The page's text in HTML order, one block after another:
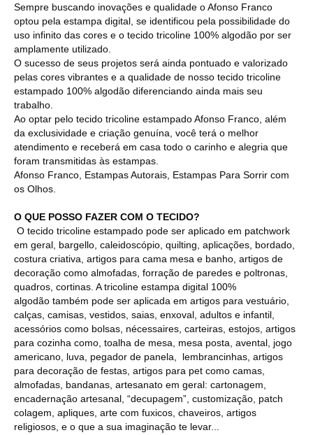
Sempre buscando inovações e qualidade o Afonso Franco
optou pela estampa digital, se identificou pela possibilidade do
uso infinito das cores e o tecido tricoline 100% algodão por ser
amplamente utilizado.
O sucesso de seus projetos será ainda pontuado e valorizado
pelas cores vibrantes e a qualidade de nosso tecido tricoline
estampado 100% algodão diferenciando ainda mais seu
trabalho.
Ao optar pelo tecido tricoline estampado Afonso Franco, além
da exclusividade e criação genuína, você terá o melhor
atendimento e receberá em casa todo o carinho e alegria que
foram transmitidas às estampas.
Afonso Franco, Estampas Autorais, Estampas Para Sorrir com
os Olhos.
O QUE POSSO FAZER COM O TECIDO?
O tecido tricoline estampado pode ser aplicado em patchwork
em geral, bargello, caleidoscópio, quilting, aplicações, bordado,
costura criativa, artigos para cama mesa e banho, artigos de
decoração como almofadas, forração de paredes e poltronas,
quadros, cortinas. A tricoline estampa digital 100%
algodão também pode ser aplicada em artigos para vestuário,
calças, camisas, vestidos, saias, enxoval, adultos e infantil,
acessórios como bolsas, nécessaires, carteiras, estojos, artigos
para cozinha como, toalha de mesa, mesa posta, avental, jogo
americano, luva, pegador de panela, lembrancinhas, artigos
para decoração de festas, artigos para pet como camas,
almofadas, bandanas, artesanato em geral: cartonagem,
encadernação artesanal, “decupagem”, customização, patch
colagem, apliques, arte com fuxicos, chaveiros, artigos
religiosos, e o que a sua imaginação te levar...